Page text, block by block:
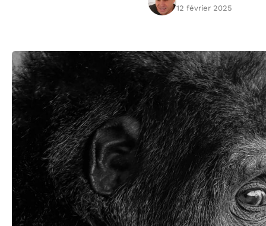
12 février 2025